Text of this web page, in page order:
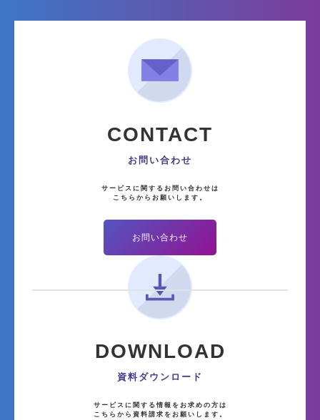
CONTACT
お問い合わせ
サービスに関するお問い合わせは
こちらからお願いします。
お問い合わせ
DOWNLOAD
資料ダウンロード
サービスに関する情報をお求めの方は
こちらから資料請求をお願いします。